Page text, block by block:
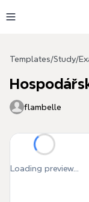
Templates/Study/
flambelle
Loading preview...